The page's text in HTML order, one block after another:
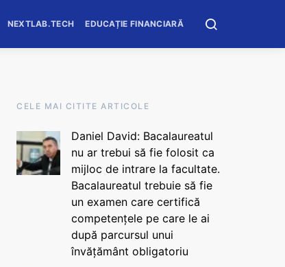
NEXTLAB.TECH EDUCAȚIE FINANCIARĂ
CELE MAI CITITE ARTICOLE
Daniel David: Bacalaureatul
nu ar trebui să fie folosit ca
mijloc de intrare la facultate.
Bacalaureatul trebuie să fie
un examen care certifică
competențele pe care le ai
după parcursul unui
învățământ obligatoriu